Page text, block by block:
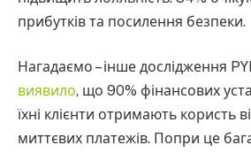
прибутків та посилення безпеки.
Нагадаємо – інше дослідження
виявило, що 90% фінансових
їхні клієнти отримають користь
миттєвих платежів. Попри це